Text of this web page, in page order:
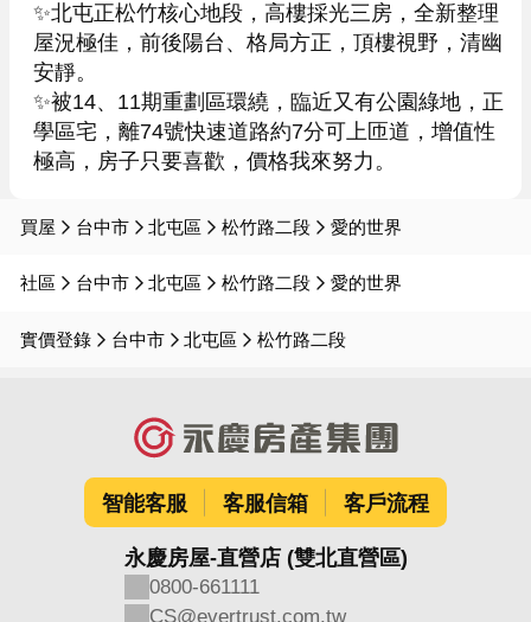
✨北屯正松竹核心地段，高樓採光三房，全新整理
屋況極佳，前後陽台、格局方正，頂樓視野，清幽
安靜。
✨被14、11期重劃區環繞，臨近又有公園綠地，正
學區宅，離74號快速道路約7分可上匝道，增值性
極高，房子只要喜歡，價格我來努力。
買屋 台中市 北屯區 松竹路二段 愛的世界
社區 台中市 北屯區 松竹路二段 愛的世界
實價登錄 台中市 北屯區 松竹路二段
智能客服 客服信箱 客戶流程
永慶房屋-直營店 (雙北直營區)
0800-661111
CS@evertrust.com.tw